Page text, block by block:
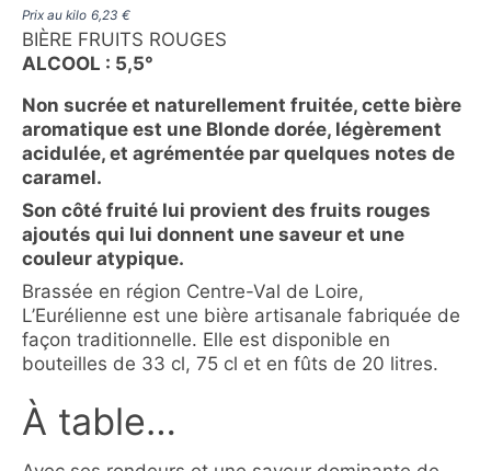
Prix au kilo 6,23 €
BIÈRE FRUITS ROUGES
ALCOOL : 5,5°
Non sucrée et naturellement fruitée, cette bière
aromatique est une Blonde dorée, légèrement
acidulée, et agrémentée par quelques notes de
caramel.
Son côté fruité lui provient des fruits rouges
ajoutés qui lui donnent une saveur et une
couleur atypique.
Brassée en région Centre-Val de Loire,
L’Eurélienne est une bière artisanale fabriquée de
façon traditionnelle. Elle est disponible en
bouteilles de 33 cl, 75 cl et en fûts de 20 litres.
À table…